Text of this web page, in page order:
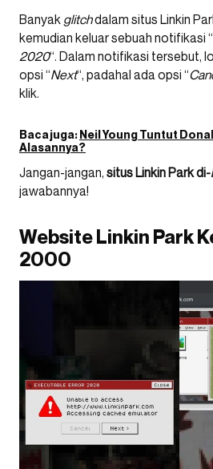
Banyak glitchdalam situs Linkin
kemudian keluar sebuah notifikasi “
2020“. Dalam notifikasi tersebut,
opsi “Next“, padahal ada opsi “
klik.
Baca juga:Neil Young Tuntut
Alasannya?
Jangan-jangan, situs Linkin Park di-
jawabannya!
Website Linkin Park
2000